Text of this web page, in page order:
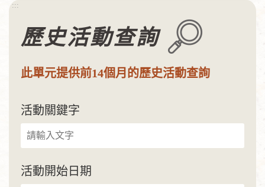
:::
歷史活動查詢
此單元提供前14個月的歷史活動查詢
活動關鍵字
活動開始日期